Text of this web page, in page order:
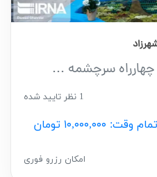
چهارراه سرچشمه ...
1 نظر تایید شده
تمام وقت: ۱۰,۰۰۰,۰۰۰ تومان
امکان رزرو فوری